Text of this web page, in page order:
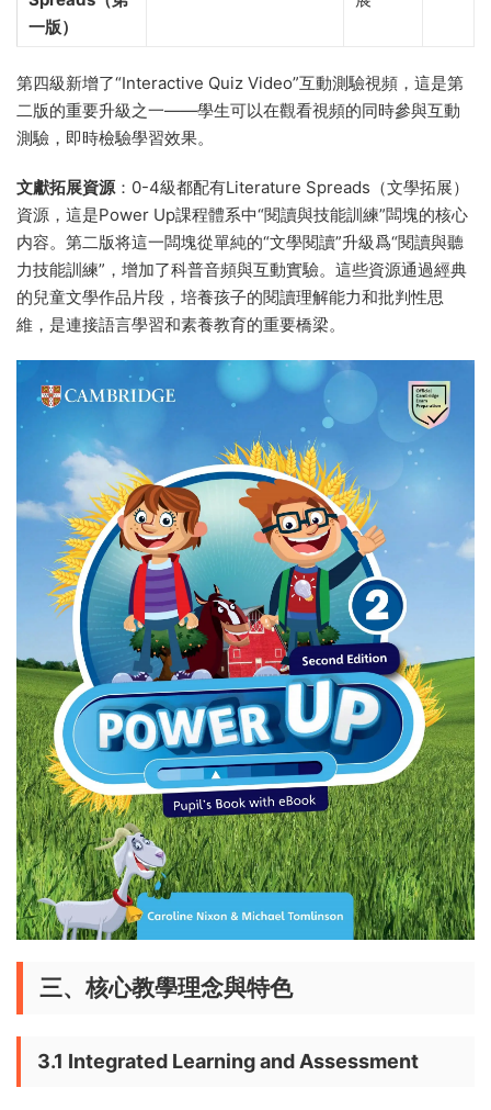
一版）
第四級新增了“Interactive Quiz Video”互動測驗視頻，這是第
二版的重要升級之一——學生可以在觀看視頻的同時參與互動
測驗，即時檢驗學習效果。
文獻拓展資源：0-4級都配有Literature Spreads（文學拓展）
資源，這是Power Up課程體系中“閱讀與技能訓練”闆塊的核心
内容。第二版将這一闆塊從單純的“文學閱讀”升級爲“閱讀與聽
力技能訓練”，增加了科普音頻與互動實驗。這些資源通過經典
的兒童文學作品片段，培養孩子的閱讀理解能力和批判性思
維，是連接語言學習和素養教育的重要橋梁。
三、核心教學理念與特色
3.1 Integrated Learning and Assessment